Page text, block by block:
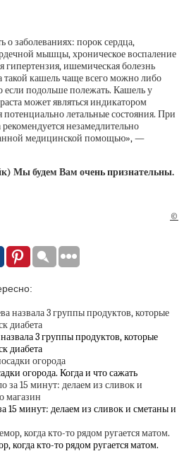
о заболеваниях: порок сердца,
мышцы, хроническое воспаление
гипертензия, ишемическая болезнь
такой кашель чаще всего можно либо
если подольше полежать. Кашель у
может являться индикатором
летальные состояния. При
незамедлительно
медицинской помощью», —
Мы будем Вам очень признательны.
©
3 группы продуктов, которые
диабета
огорода. Когда и что сажать
15 минут: делаем из сливок и сметаны и
когда кто-то рядом ругается матом.